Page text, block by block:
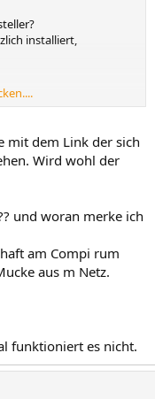
installiert,
mit dem Link der sich
Wird wohl der
und woran merke ich
am Compi rum
aus m Netz.
funktioniert es nicht.